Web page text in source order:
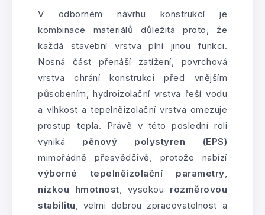
V odborném návrhu konstrukcí je
kombinace materiálů důležitá proto, že
každá stavební vrstva plní jinou funkci.
Nosná část přenáší zatížení, povrchová
vrstva chrání konstrukci před vnějším
působením, hydroizolační vrstva řeší vodu
a vlhkost a tepelněizolační vrstva omezuje
prostup tepla. Právě v této poslední roli
vyniká pěnový polystyren (EPS)
mimořádně přesvědčivě, protože nabízí
výborné tepelněizolační parametry,
nízkou hmotnost, vysokou rozměrovou
stabilitu, velmi dobrou zpracovatelnost a